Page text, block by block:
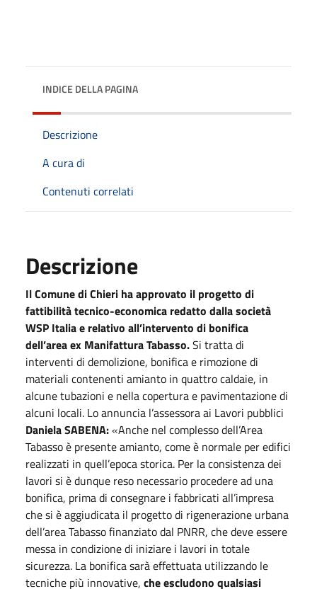
INDICE DELLA PAGINA
Descrizione
A cura di
Contenuti correlati
Descrizione
Il Comune di Chieri ha approvato il progetto di
fattibilità tecnico-economica redatto dalla società
WSP Italia e relativo all’intervento di bonifica
dell’area ex Manifattura Tabasso.Si tratta di
interventi di demolizione, bonifica e rimozione di
materiali contenenti amianto in quattro caldaie, in
alcune tubazioni e nella copertura e pavimentazione di
alcuni locali. Lo annuncia l’assessora ai Lavori pubblici
Daniela SABENA:«Anche nel complesso dell’Area
Tabasso è presente amianto, come è normale per edifici
realizzati in quell’epoca storica. Per la consistenza dei
lavori si è dunque reso necessario procedere ad una
bonifica, prima di consegnare i fabbricati all’impresa
che si è aggiudicata il progetto di rigenerazione urbana
dell’area Tabasso finanziato dal PNRR, che deve essere
messa in condizione di iniziare i lavori in totale
sicurezza. La bonifica sarà effettuata utilizzando le
tecniche più innovative, che escludono qualsiasi